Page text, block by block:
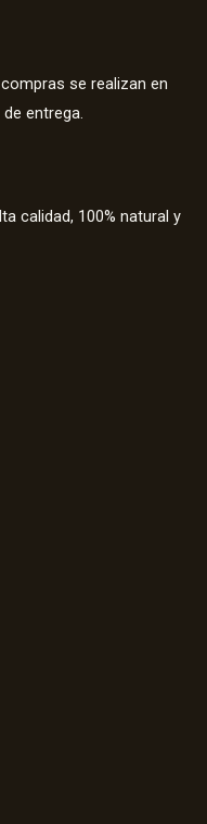
se realizan en
entrega.
calidad, 100% natural y